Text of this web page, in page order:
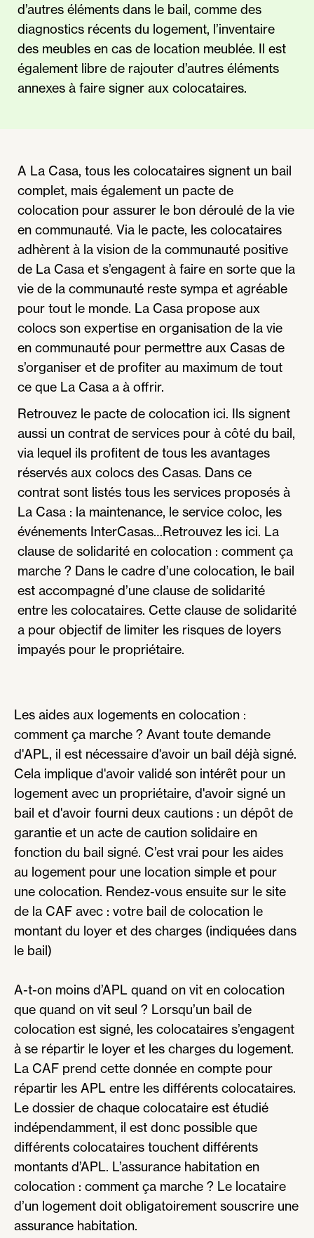
d’autres éléments dans le bail, comme des
diagnostics récents du logement, l’inventaire
des meubles en cas de location meublée. Il est
également libre de rajouter d’autres éléments
annexes à faire signer aux colocataires.
A La Casa, tous les colocataires signent un bail
complet, mais également un pacte de
colocation pour assurer le bon déroulé de la vie
en communauté. Via le pacte, les colocataires
adhèrent à la vision de la communauté positive
de La Casa et s’engagent à faire en sorte que la
vie de la communauté reste sympa et agréable
pour tout le monde. La Casa propose aux
colocs son expertise en organisation de la vie
en communauté pour permettre aux Casas de
s’organiser et de profiter au maximum de tout
ce que La Casa a à offrir.
Retrouvez le pacte de colocation ici. Ils signent
aussi un contrat de services pour à côté du bail,
via lequel ils profitent de tous les avantages
réservés aux colocs des Casas. Dans ce
contrat sont listés tous les services proposés à
La Casa : la maintenance, le service coloc, les
événements InterCasas…Retrouvez les ici. La
clause de solidarité en colocation : comment ça
marche ? Dans le cadre d’une colocation, le bail
est accompagné d’une clause de solidarité
entre les colocataires. Cette clause de solidarité
a pour objectif de limiter les risques de loyers
impayés pour le propriétaire.
Les aides aux logements en colocation :
comment ça marche ? Avant toute demande
d'APL, il est nécessaire d'avoir un bail déjà signé.
Cela implique d'avoir validé son intérêt pour un
logement avec un propriétaire, d'avoir signé un
bail et d'avoir fourni deux cautions : un dépôt de
garantie et un acte de caution solidaire en
fonction du bail signé. C’est vrai pour les aides
au logement pour une location simple et pour
une colocation. Rendez-vous ensuite sur le site
de la CAF avec : votre bail de colocation le
montant du loyer et des charges (indiquées dans
le bail)
A-t-on moins d’APL quand on vit en colocation
que quand on vit seul ? Lorsqu’un bail de
colocation est signé, les colocataires s’engagent
à se répartir le loyer et les charges du logement.
La CAF prend cette donnée en compte pour
répartir les APL entre les différents colocataires.
Le dossier de chaque colocataire est étudié
indépendamment, il est donc possible que
différents colocataires touchent différents
montants d’APL. L’assurance habitation en
colocation : comment ça marche ? Le locataire
d’un logement doit obligatoirement souscrire une
assurance habitation.